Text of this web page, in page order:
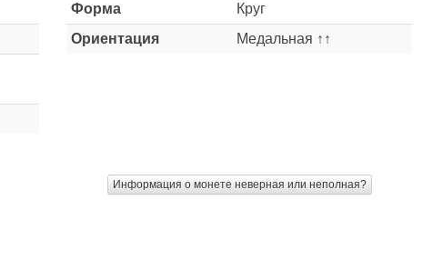
Форма
Круг
Ориентация
Медальная ↑↑
Информация о монете неверная или неполная?